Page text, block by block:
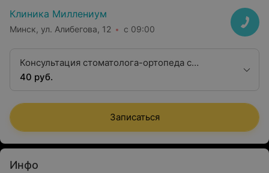
Клиника Миллениум
Минск, ул. Алибегова, 12 с 09:00
Консультация стоматолога-ортопеда с
анализом КЛКТ (3D-снимок)
40 руб.
Записаться
Инфо